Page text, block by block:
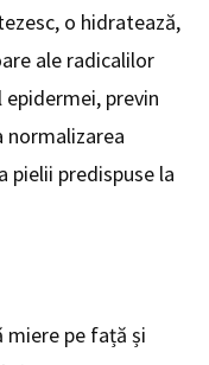
o hidratează,
ale radicalilor
previn
normalizarea
pielii predispuse la
miere pe față și